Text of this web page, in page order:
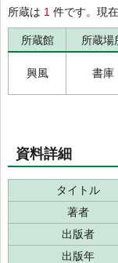
所蔵は 1 件です。現
所蔵館 所蔵場
興風 書庫
資料詳細
タイトル
著者
出版者
出版年